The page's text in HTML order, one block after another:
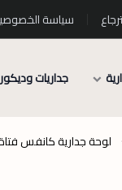
سياسة
جداريات
لوحة جدارية كانفس